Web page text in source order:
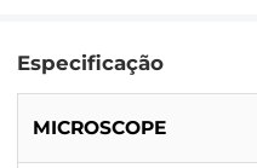
Especificação
MICROSCOPE